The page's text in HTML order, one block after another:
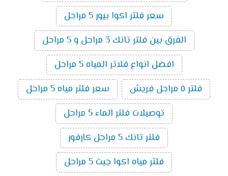
سعر فلتر اكوا بيور 5 مراحل
الفرق بين فلتر تانك 3 مراحل و 5 مراحل
افضل انواع فلاتر المياه 5 مراحل
فلتر ٥ مراحل فريش
سعر فلتر مياه 5 مراحل
توصيلات فلتر الماء 5 مراحل
فلتر تانك 5 مراحل كارفور
فلتر مياه اكوا جيت 5 مراحل